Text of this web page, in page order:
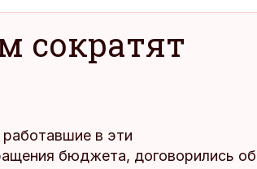
сократят
в эти
бюджета, договорились об